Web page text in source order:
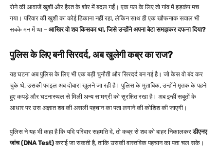
रोने की आवाजें खुशी और हैरत के शोर में बदल गईं। एक पल के लिए तो गांव में हड़कंप मच
गया। परिवार की खुशी का कोई ठिकाना नहीं रहा, लेकिन साथ ही एक खौफनाक सवाल भी
सबके मन में था – आखिर वो शव किसका था, जिसे उन्होंने अपना बेटा समझकर दफना दिया?
पुलिस के लिए बनी सिरदर्द, अब खुलेगी कब्र का राज?
यह घटना अब पुलिस के लिए भी एक बड़ी चुनौती और सिरदर्द बन गई है। जो केस वो बंद कर
चुके थे, उसकी फाइल अब दोबारा खुलने जा रही है। पुलिस के मुताबिक, उन्होंने मृतक के पहने
हुए कपड़े और घटनास्थल से मिली अन्य सामग्री को सुरक्षित रखा है। अब इन्हीं सबूतों के
आधार पर उस अज्ञात शव की असली पहचान का पता लगाने की कोशिश की जाएगी।
पुलिस ने यह भी कहा है कि यदि परिवार सहमति दे, तो कब्र से शव को बाहर निकालकरडीएनए
जांच (DNA Test)कराई जा सकती है, ताकि उसकी वास्तविक पहचान का पता चल सके।